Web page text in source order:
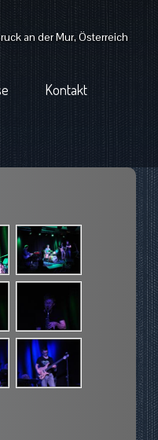
an der Mur, Österreich
Kontakt